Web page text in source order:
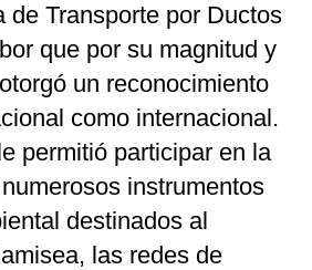
de Transporte por Ductos
que por su magnitud y
un reconocimiento
como internacional.
permitió participar en la
instrumentos
destinados al
las redes de